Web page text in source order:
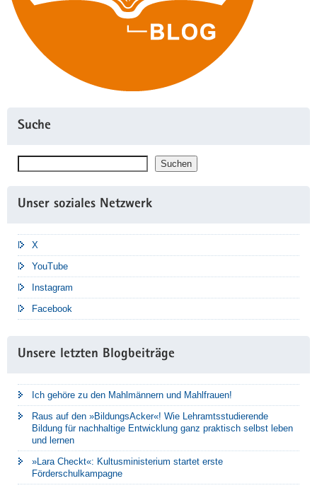
Suche
Suchen Suchen
Unser soziales Netzwerk
X
YouTube
Instagram
Facebook
Unsere letzten Blogbeiträge
Ich gehöre zu den Mahlmännern und Mahlfrauen!
Raus auf den »BildungsAcker«! Wie Lehramtsstudierende
Bildung für nachhaltige Entwicklung ganz praktisch selbst leben
und lernen
»Lara Checkt«: Kultusministerium startet erste
Förderschulkampagne